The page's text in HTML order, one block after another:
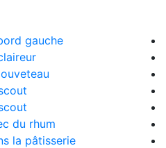
gauche
du rhum
la pâtisserie